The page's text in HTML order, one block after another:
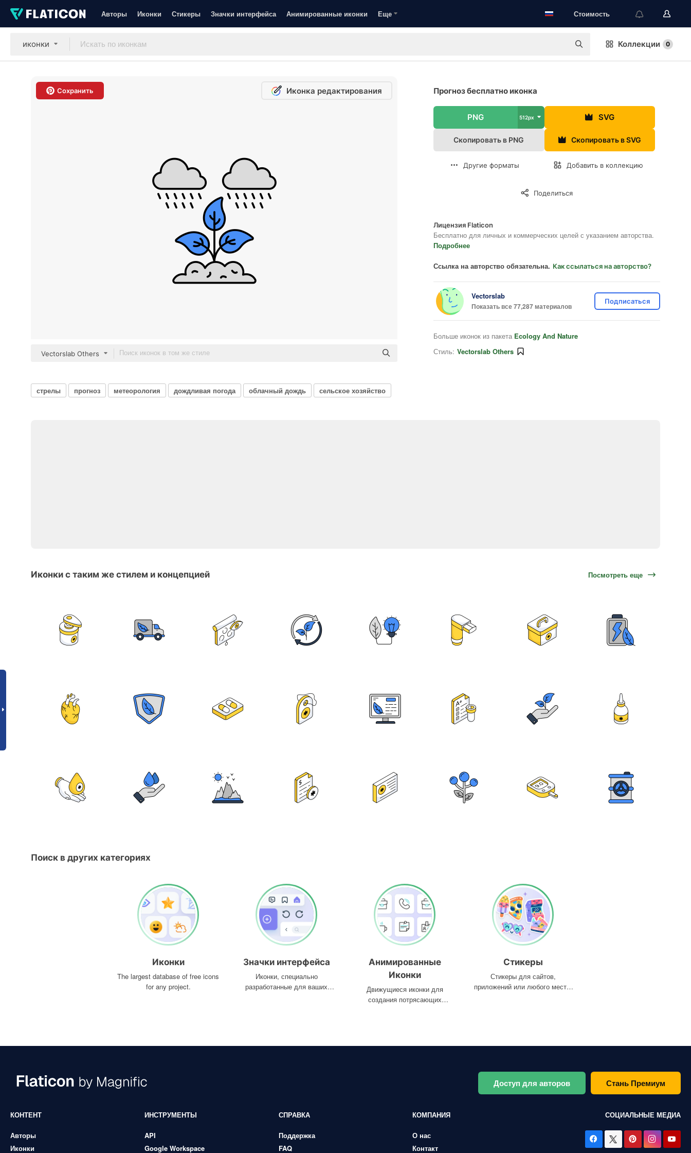
Авторы Иконки Стикеры Значки интерфейса Анимированные иконки Еще Стоимость
иконки Коллекции 0
Сохранить Иконка редактирования
Vectorslab Others
Прогноз бесплатно иконка
PNG 512px SVG
Скопировать в PNG Скопировать в SVG
Другие форматы Добавить в коллекцию
Поделиться
Лицензия Flaticon
Бесплатно для личных и коммерческих целей с указанием авторства.
Подробнее
Ссылка на авторство обязательна. Как ссылаться на авторство?
Vectorslab
Показать все 77,287 материалов
Подписаться
Больше иконок из пакета Ecology And Nature
Стиль: Vectorslab Others
стрелы прогноз метеорология дождливая погода облачный дождь сельское хозяйство
Иконки с таким же стилем и концепцией Посмотреть еще
Поиск в других категориях
Иконки
The largest database of free icons
for any project.
Значки интерфейса
Иконки, специально
разработанные для ваших
Анимированные
Иконки
Движущиеся иконки для
создания потрясающих
Стикеры
Стикеры для сайтов,
приложений или любого места,
Доступ для авторов Стань Премиум
КОНТЕНТ
Авторы
Иконки
ИНСТРУМЕНТЫ
API
Google Workspace
СПРАВКА
Поддержка
FAQ
КОМПАНИЯ
О нас
Контакт
СОЦИАЛЬНЫЕ МЕДИА